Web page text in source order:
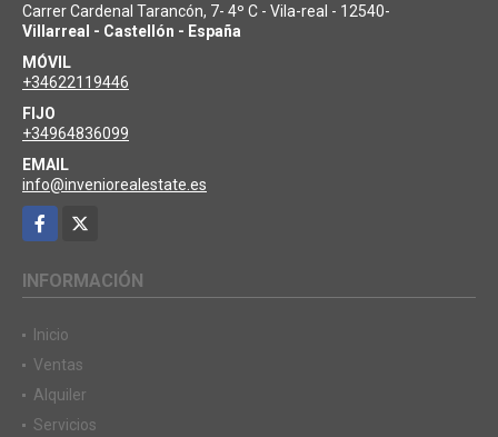
UBICACIÓN
Carrer Cardenal Tarancón, 7- 4º C - Vila-real - 12540-
Villarreal - Castellón - España
MÓVIL
+34622119446
FIJO
+34964836099
EMAIL
info@inveniorealestate.es
Facebook
Inicio
Ventas
Alquiler